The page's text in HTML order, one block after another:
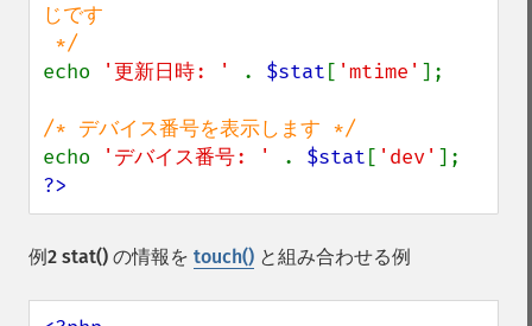
じです
echo
'更新日時: ' . $stat [ 'mtime' ];
echo
'デバイス番号: ' . $stat [ 'dev'
?>
例2 stat() の情報を touch() と組み合わせる例